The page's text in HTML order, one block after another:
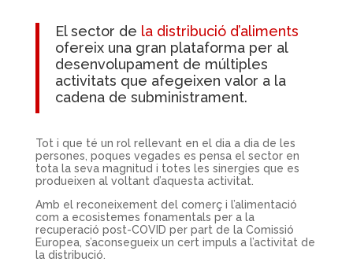
El sector de la distribució d’aliments
ofereix una gran plataforma per al
desenvolupament de múltiples
activitats que afegeixen valor a la
cadena de subministrament.
Tot i que té un rol rellevant en el dia a dia de les
persones, poques vegades es pensa el sector en
tota la seva magnitud i totes les sinergies que es
produeixen al voltant d’aquesta activitat.
Amb el reconeixement del comerç i l’alimentació
com a ecosistemes fonamentals per a la
recuperació post-COVID per part de la Comissió
Europea, s’aconsegueix un cert impuls a l’activitat de
la distribució.